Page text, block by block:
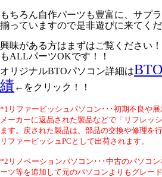
もちろん自作パーツも豊富に、サプ
揃っていますので是非遊びに来てくだ
興味がある方はまずはご覧ください
もALLパーツOKです！！
オリジナルBTOパソコン詳細は
績←をクリック！！
*1リファービッシュパソコン･･･初期不良や
メーカーに返品された製品などで「リフレッ
ます。戻された製品は、部品の交換や修理を
リファービッシュPCとして出荷されます。
*2リノベーションパソコン･･･中古のパソコ
ーツ等を追加して元のパソコンよりもグレー